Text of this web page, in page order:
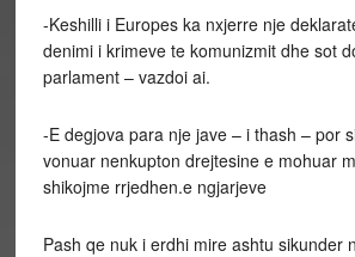
-Keshilli i Europes ka nxjerre nje
denimi i krimeve te komunizmit dhe sot
parlament – vazdoi ai.
-E degjova para nje jave – i thash – por
vonuar nenkupton drejtesine e mohuar
shikojme rrjedhen.e ngjarjeve
Pash qe nuk i erdhi mire ashtu sikunder